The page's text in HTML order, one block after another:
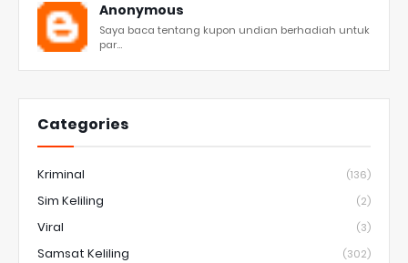
Anonymous
Saya baca tentang kupon undian berhadiah untuk
par...
Categories
Kriminal (136)
Sim Keliling (2)
Viral (3)
Samsat Keliling (302)